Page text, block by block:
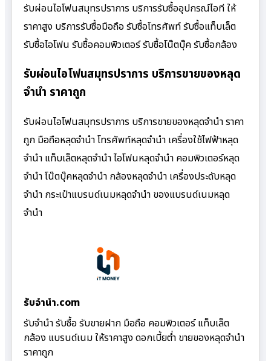
รับผ่อนไอโฟนสมุทรปราการ บริการรับซื้ออุปกรณ์ไอที ให้
ราคาสูง บริการรับซื้อมือถือ รับซื้อโทรศัพท์ รับซื้อแท็บเล็ต
รับซื้อไอโฟน รับซื้อคอมพิวเตอร์ รับซื้อโน๊ตบุ๊ค รับซื้อกล้อง
รับผ่อนไอโฟนสมุทรปราการ บริการขายของหลุด
จำนำ ราคาถูก
รับผ่อนไอโฟนสมุทรปราการ บริการขายของหลุดจำนำ ราคา
ถูก มือถือหลุดจำนำ โทรศัพท์หลุดจำนำ เครื่องใช้ไฟฟ้าหลุด
จำนำ แท็บเล็ตหลุดจำนำ ไอโฟนหลุดจำนำ คอมพิวเตอร์หลุด
จำนำ โน๊ตบุ๊คหลุดจำนำ กล้องหลุดจำนำ เครื่องประดับหลุด
จำนำ กระเป๋าแบรนด์เนมหลุดจำนำ ของแบรนด์เนมหลุด
จำนำ
รับจํานํา.com
รับจำนำ รับซื้อ รับขายฝาก มือถือ คอมพิวเตอร์ แท็บเล็ต
กล้อง แบรนด์เนม ให้ราคาสูง ดอกเบี้ยต่ำ ขายของหลุดจำนำ
ราคาถูก